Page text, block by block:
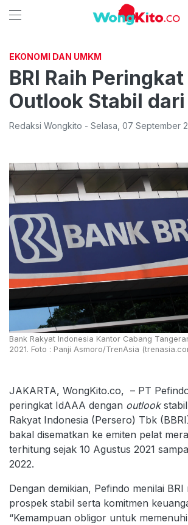
EKONOMI DAN UMKM
BRI Raih
Outlook Stabil
Redaksi Wongkito - Selasa 07 September
Bank Rakyat Indonesia Kantor Cabang
2021. Foto : Panji Asmoro/TrenAsia
JAKARTA, WongKito.co, – PT
peringkat IdAAA dengan outlook
Rakyat Indonesia (Persero) Tbk
bakal disematkan ke emiten pelat
terhitung sejak 10 Agustus 2021
2022.
Dengan demikian, Pefindo menilai BRI
prospek stabil serta komitmen
“Kemampuan obligor untuk